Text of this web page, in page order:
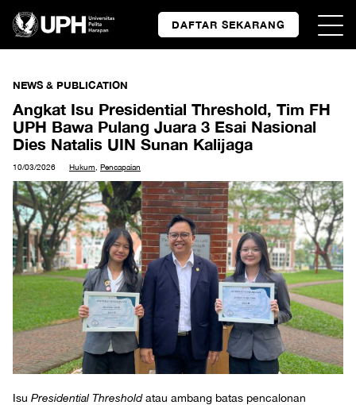
DAFTAR SEKARANG
NEWS & PUBLICATION
Angkat Isu Presidential Threshold, Tim FH
UPH Bawa Pulang Juara 3 Esai Nasional
Dies Natalis UIN Sunan Kalijaga
10/03/2026 Hukum Pencapaian
Isu Presidential Thresholdatau ambang batas pencalonan